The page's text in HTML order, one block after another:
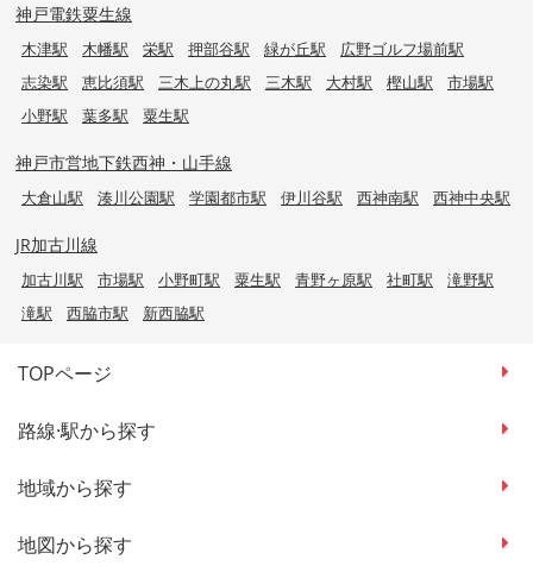
神戸電鉄粟生線
木津駅 木幡駅 栄駅 押部谷駅 緑が丘駅
広野ゴルフ場前駅
志染駅
恵比須駅 三木上の丸駅 三木駅 大村駅 樫山駅
市場駅
小野駅
葉多駅 粟生駅
神戸市営地下鉄西神・山手線
大倉山駅 湊川公園駅 学園都市駅 伊川谷駅 西神南駅 西神中央駅
JR加古川線
加古川駅 市場駅 小野町駅 粟生駅 青野ヶ原駅 社町駅
滝野駅
滝駅
西脇市駅 新西脇駅
TOPページ
路線·駅から探す
地域から探す
地図から探す